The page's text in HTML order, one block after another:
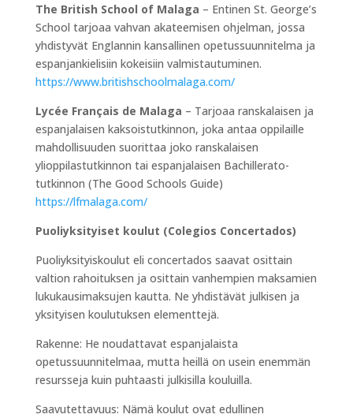
The British School of Malaga – Entinen St. George’s
School tarjoaa vahvan akateemisen ohjelman, jossa
yhdistyvät Englannin kansallinen opetussuunnitelma ja
espanjankielisiin kokeisiin valmistautuminen.
https://www.britishschoolmalaga.com/
Lycée Français de Malaga – Tarjoaa ranskalaisen ja
espanjalaisen kaksoistutkinnon, joka antaa oppilaille
mahdollisuuden suorittaa joko ranskalaisen
ylioppilastutkinnon tai espanjalaisen Bachillerato-
tutkinnon (The Good Schools Guide)
https://lfmalaga.com/
Puoliyksityiset koulut (Colegios Concertados)
Puoliyksityiskoulut eli concertados saavat osittain
valtion rahoituksen ja osittain vanhempien maksamien
lukukausimaksujen kautta. Ne yhdistävät julkisen ja
yksityisen koulutuksen elementtejä.
Rakenne: He noudattavat espanjalaista
opetussuunnitelmaa, mutta heillä on usein enemmän
resursseja kuin puhtaasti julkisilla kouluilla.
Saavutettavuus: Nämä koulut ovat edullinen